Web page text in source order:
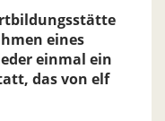
eines
einmal ein
das von elf